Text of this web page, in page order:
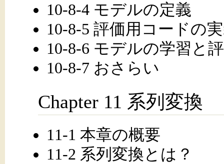
10-8-4 モデルの定義
10-8-5 評価用コードの
10-8-6 モデルの学習と
10-8-7 おさらい
Chapter 11 系列変換
11-1 本章の概要
11-2 系列変換とは？